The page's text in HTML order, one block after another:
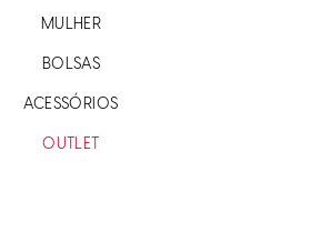
MULHER
BOLSAS
ACESSÓRIOS
OUTLET